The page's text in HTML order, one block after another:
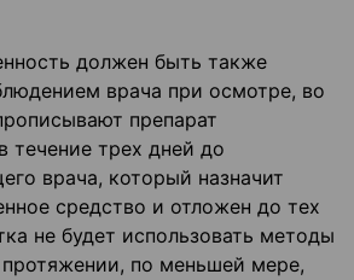
должен быть также
врача при осмотре, во
препарат
течение трех дней до
врача, который назначит
средство и отложен до тех
не будет использовать методы
по меньшей мере,